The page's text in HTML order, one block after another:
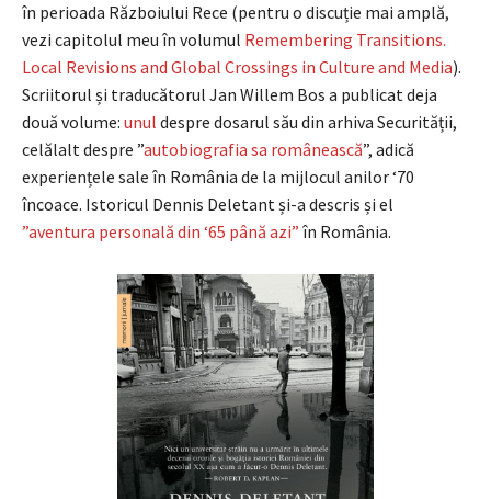
în perioada Războiului Rece (pentru o discuție mai amplă,
vezi capitolul meu în volumul Remembering Transitions.
Local Revisions and Global Crossings in Culture and Media).
Scriitorul și traducătorul Jan Willem Bos a publicat deja
două volume: unul despre dosarul său din arhiva Securității,
celălalt despre ”autobiografia sa românească”, adică
experiențele sale în România de la mijlocul anilor ‘70
încoace. Istoricul Dennis Deletant și-a descris și el
”aventura personală din ‘65 până azi” în România.